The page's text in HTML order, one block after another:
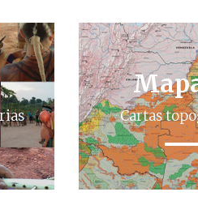
Cartas